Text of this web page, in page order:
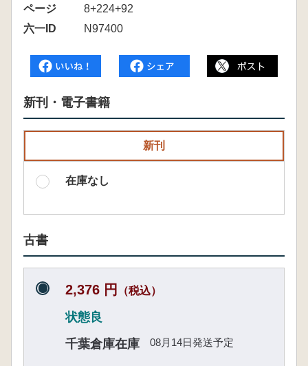
ページ
8+224+92
六一ID
N97400
新刊・電子書籍
新刊
在庫なし
古書
2,376 円 （税込）
状態良
千葉倉庫在庫
08月14日発送予定